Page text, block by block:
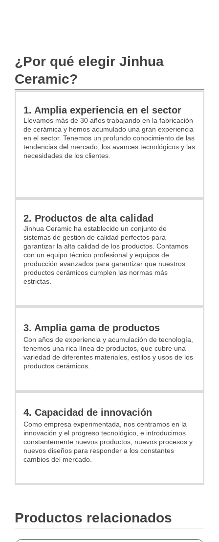
¿Por qué elegir Jinhua
Ceramic?
1. Amplia experiencia en el sector
Llevamos más de 30 años trabajando en la fabricación
de cerámica y hemos acumulado una gran experiencia
en el sector. Tenemos un profundo conocimiento de las
tendencias del mercado, los avances tecnológicos y las
necesidades de los clientes.
2. Productos de alta calidad
Jinhua Ceramic ha establecido un conjunto de
sistemas de gestión de calidad perfectos para
garantizar la alta calidad de los productos. Contamos
con un equipo técnico profesional y equipos de
producción avanzados para garantizar que nuestros
productos cerámicos cumplen las normas más
estrictas.
3. Amplia gama de productos
Con años de experiencia y acumulación de tecnología,
tenemos una rica línea de productos, que cubre una
variedad de diferentes materiales, estilos y usos de los
productos cerámicos.
4. Capacidad de innovación
Como empresa experimentada, nos centramos en la
innovación y el progreso tecnológico, e introducimos
constantemente nuevos productos, nuevos procesos y
nuevos diseños para responder a los constantes
cambios del mercado.
Productos relacionados